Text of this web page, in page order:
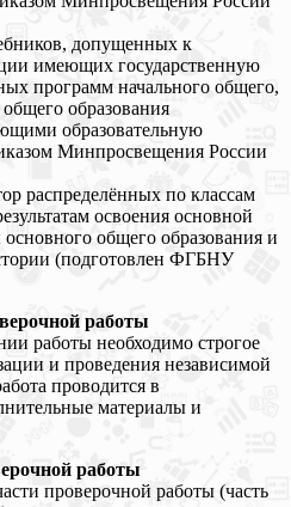
допущенных к
имеющих государственную
программ начального общего,
образования
образовательную
Минпросвещения России
распределённых по классам
освоения основной
общего образования и
(подготовлен ФГБНУ
работы
работы необходимо строгое
и проведения независимой
проводится в
материалы и
работы
проверочной работы (часть